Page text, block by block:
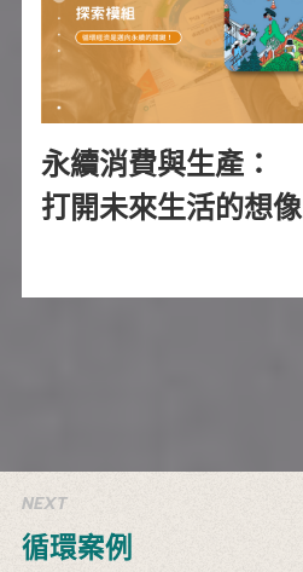
永續消費與生產：
打開未來生活的想像
循環案例